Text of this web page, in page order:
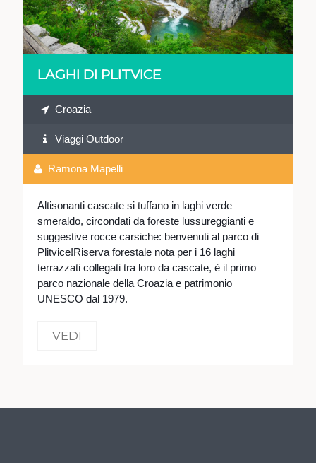
LAGHI DI PLITVICE
Croazia
Viaggi Outdoor
Ramona Mapelli
Altisonanti cascate si tuffano in laghi verde
smeraldo, circondati da foreste lussureggianti e
suggestive rocce carsiche: benvenuti al parco di
Plitvice!Riserva forestale nota per i 16 laghi
terrazzati collegati tra loro da cascate, è il primo
parco nazionale della Croazia e patrimonio
UNESCO dal 1979.
VEDI